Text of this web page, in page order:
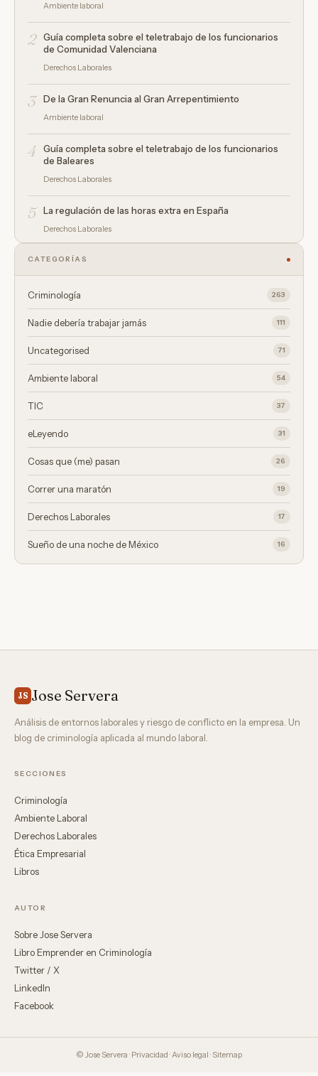
Ambiente laboral
2
Guía completa sobre el teletrabajo de los funcionarios
de Comunidad Valenciana
Derechos Laborales
3 De la Gran Renuncia al Gran Arrepentimiento
Ambiente laboral
4
Guía completa sobre el teletrabajo de los funcionarios
de Baleares
Derechos Laborales
5 La regulación de las horas extra en España
Derechos Laborales
CATEGORÍAS
Criminología 263
Nadie debería trabajar jamás 111
Uncategorised 71
Ambiente laboral 54
TIC 37
eLeyendo 31
Cosas que (me) pasan 26
Correr una maratón 19
Derechos Laborales 17
Sueño de una noche de México 16
JS Jose Servera
Análisis de entornos laborales y riesgo de conflicto en la empresa. Un
blog de criminología aplicada al mundo laboral.
SECCIONES
Criminología
Ambiente Laboral
Derechos Laborales
Ética Empresarial
Libros
AUTOR
Sobre Jose Servera
Libro Emprender en Criminología
Twitter / X
LinkedIn
Facebook
© Jose Servera · Privacidad ·Aviso legal · Sitemap